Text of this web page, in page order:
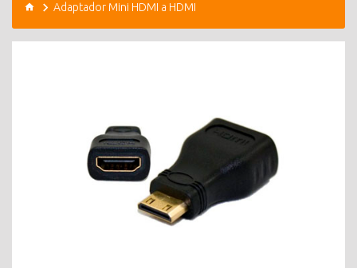
Adaptador Mini HDMI a HDMI